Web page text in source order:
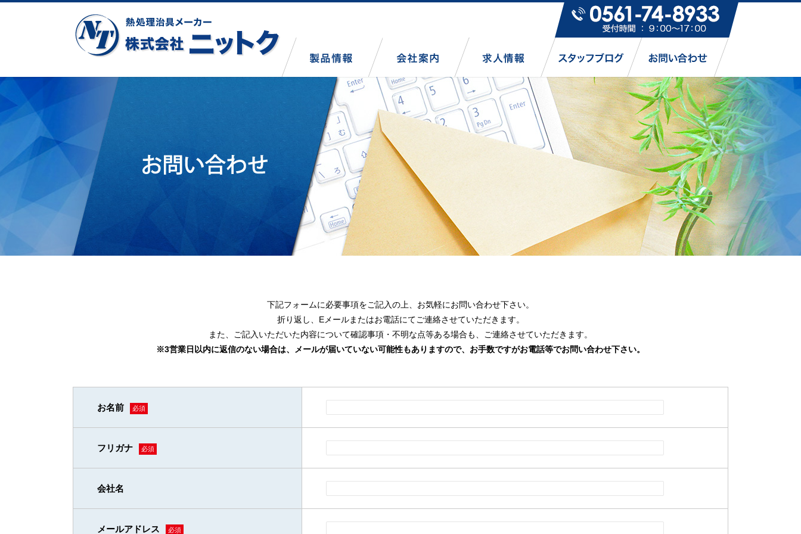
下記フォームに必要事項をご記⼊の上、お気軽にお問い合わせ下さい。
折り返し、Eメールまたはお電話にてご連絡させていただきます。
また、ご記⼊いただいた内容について確認事項・不明な点等ある場合も、ご連絡させていただきます。
※3営業⽇以内に返信のない場合は、メールが届いていない可能性もありますので、お⼿数ですがお電話等でお問い合わせ下さい。
お名前 必須
フリガナ 必須
会社名
メールアドレス 必須